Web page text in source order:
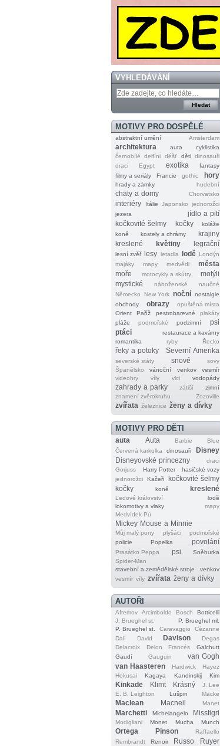
VYHLEDÁVÁNÍ
MOTIVY PRO DOSPĚLÉ
abstraktní umění Amsterdam
architektura auta
cyklistika
černobílé
delfíni déšť děti dinosauři
draci
Egypt exotika
fantasy
filmy a seriály
Francie gothic hory
hrady a zámky hudební
chaty a domy Chorvatsko
interiéry Itálie Japonsko
jednorožci
jezera
jídlo a pití
kočkovité šelmy
kočky
koláže
koně
kostely a chrámy
krajiny
kreslené
květiny legrační
lesní zvěř lesy letadla lodě Londýn
majáky
mapy medvědi
města
moře
motocykly a skútry
motýli
mystické
náboženské
naučné
Německo
New York noční nostalgie
obchody
obrazy
opuštěná místa
Orient
Paříž pestrobarevné
plakáty
pláže
podmořské podzimní
psi
ptáci
restaurace a kavárny
romantika
ryby Řecko
řeky a potoky Severní Amerika
severské státy snové
sovy
Španělsko
vánoční venkov
vesmír
videohry
víly vlci vodopády
zahrady a parky zátiší
zimní
znamení zvěrokruhu
Zozoville
zvířata železnice ženy a dívky
MOTIVY PRO DĚTI
auta Auta Barbie
Blue
Červená karkulka
dinosauři
Disney
Disneyovské princezny
draci
Gorjuss
Harry Potter
hasičské vozy
jednorožci
Kačeři
kočkovité šelmy
kočky
koně kreslené
Ledové království
lodě
lokomotivy a vlaky
mapy
Medvídek Pú
Mickey Mouse a Minnie
Můj malý pony plyšáci
podmořské
policie
Popelka povolání
Prasátko Peppa psi
Sněhurka
Spider‐Man
stavební a zemědělské stroje
venkov
vesmír víly zvířata ženy a dívky
AUTOŘI
Afremov Arcimboldo Bosch
Botticelli
J. Brueghel st.
P. Brueghel ml.
P. Brueghel st.
Caravaggio
Cézanne
Dalí
David Davison
Degas
Delacroix
Delon Francés
Galchutt
Gaudí
Gauguin
van Gogh
van Haasteren
Hardwick
Hayez
Hokusai
Kagaya Kandinskij Kim
Kinkade Klimt Krásný
J. Lee
E. B. Leighton
Lušpin Macke
Maclean Macneil Manet
Marchetti Michelangelo Misstigri
Modigliani Monet Mucha Munch
Ortega Pinson
Raffaello
Rembrandt
Renoir Russo Ruyer